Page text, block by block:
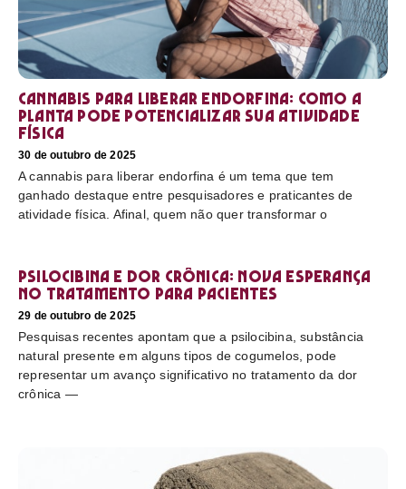
Cannabis para liberar endorfina: como a
planta pode potencializar sua atividade
física
30 de outubro de 2025
A cannabis para liberar endorfina é um tema que tem
ganhado destaque entre pesquisadores e praticantes de
atividade física. Afinal, quem não quer transformar o
Psilocibina e dor crônica: nova esperança
no tratamento para pacientes
29 de outubro de 2025
Pesquisas recentes apontam que a psilocibina, substância
natural presente em alguns tipos de cogumelos, pode
representar um avanço significativo no tratamento da dor
crônica —